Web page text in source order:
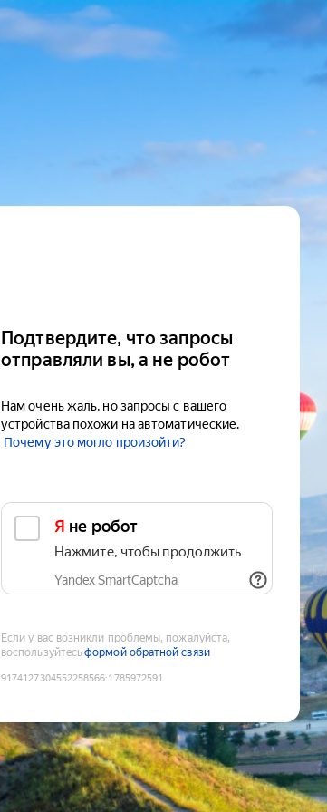
Подтвердите, что запросы
отправляли вы, а не робот
Нам очень жаль, но запросы с вашего
устройства похожи на автоматические.
Почему это могло произойти?
Я не робот
Нажмите, чтобы продолжить
Yandex SmartCaptcha
Если у вас возникли проблемы, пожалуйста,
воспользуйтесьформой обратной связи
9174127304552258566:1785972591